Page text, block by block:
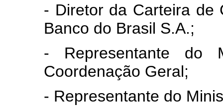
- Diretor da Carteira de
Banco do Brasil S.A.;
- Representante do
Coordenação Geral;
- Representante do